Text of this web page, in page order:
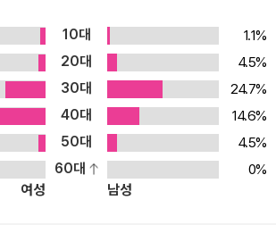
의 과정을 실감나게 설명하고 있는 글은 고급
자들의 갈증을 시원하게 해소시켜준다. 저자는
터블, 클래식카, 레이싱카로 나누어 설명하면
인 모델의 사진과 함께 개개 모델의 구체적인
그 흐름을 한눈에 읽을 수 있도록 했다. 감수
자들에게 익숙한 용어를 선택하고, 원서의 잘
독자들이 보다 정확하고 풍부한 정보를 접할
. 자동차에 관심 있는 독자들의 지적 욕구 충족
10대
1.1%
20대
4.5%
30대
24.7%
40대
14.6%
50대
4.5%
60대
0%
여성
남성